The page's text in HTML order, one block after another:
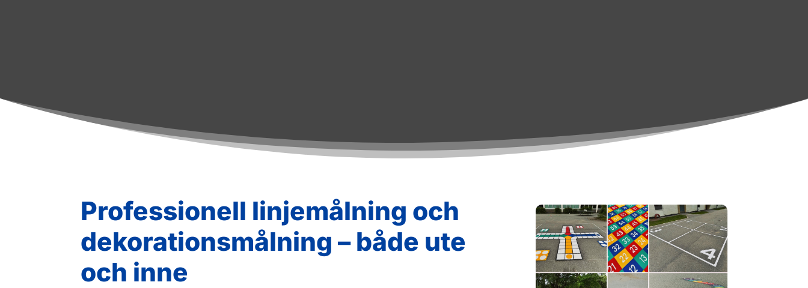
Professionell linjemålning och
dekorationsmålning – både ute
och inne